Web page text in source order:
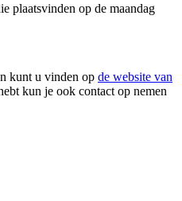
plaatsvinden op de maandag
kunt u vinden op de website van
kun je ook contact op nemen